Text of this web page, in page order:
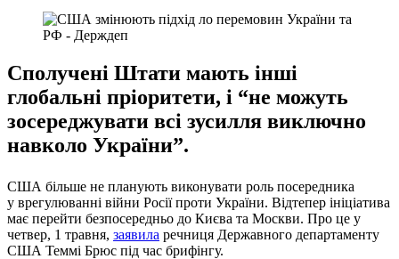
Сполучені Штати мають інші
глобальні пріоритети, і “не можуть
зосереджувати всі зусилля виключно
навколо України”.
США більше не планують виконувати роль посередника
у врегулюванні війни Росії проти України. Відтепер ініціатива
має перейти безпосередньо до Києва та Москви. Про це у
четвер, 1 травня, заявила речниця Державного департаменту
США Теммі Брюс під час брифінгу.